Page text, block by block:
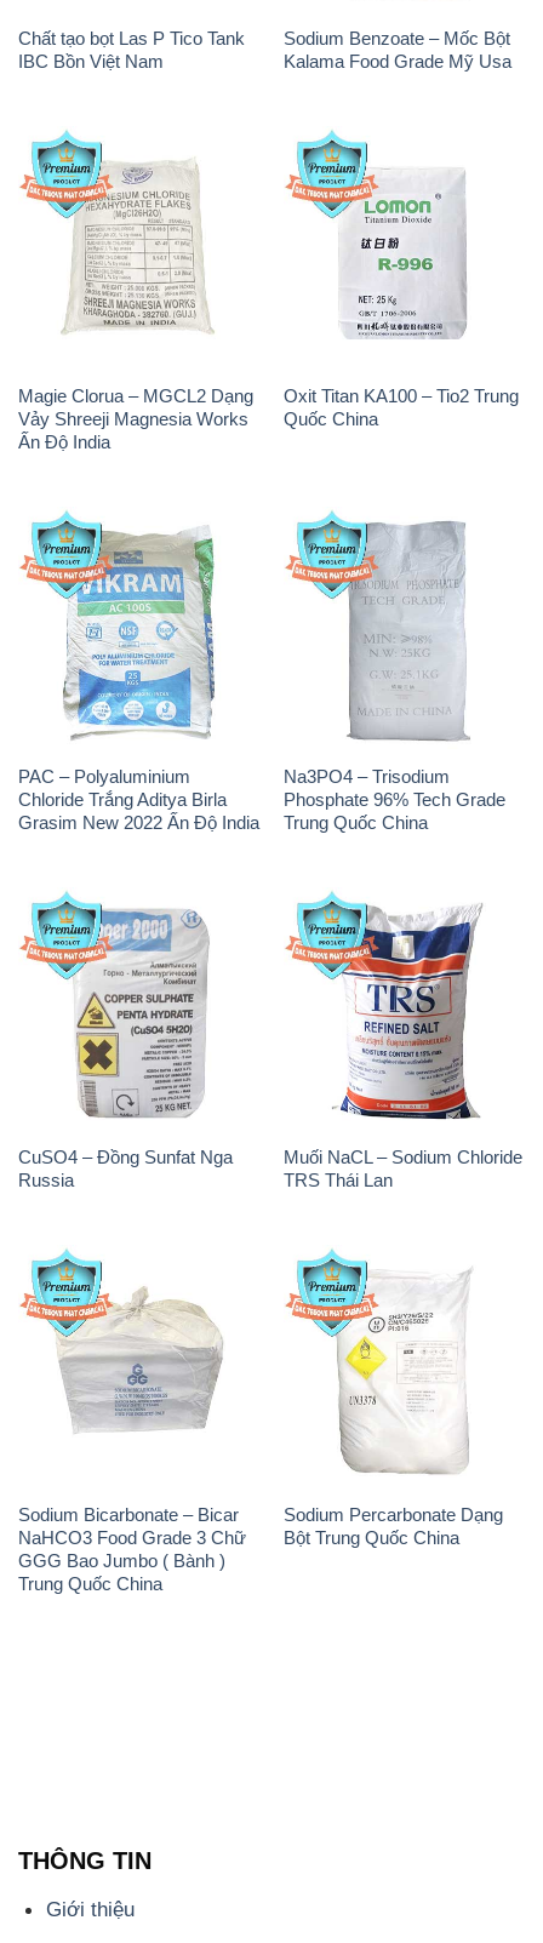
Chất tạo bọt Las P Tico Tank
IBC Bồn Việt Nam
Sodium Benzoate – Mốc Bột
Kalama Food Grade Mỹ Usa
Magie Clorua – MGCL2 Dạng
Vảy Shreeji Magnesia Works
Ấn Độ India
Oxit Titan KA100 – Tio2 Trung
Quốc China
PAC – Polyaluminium
Chloride Trắng Aditya Birla
Grasim New 2022 Ấn Độ India
Na3PO4 – Trisodium
Phosphate 96% Tech Grade
Trung Quốc China
CuSO4 – Đồng Sunfat Nga
Russia
Muối NaCL – Sodium Chloride
TRS Thái Lan
Sodium Bicarbonate – Bicar
NaHCO3 Food Grade 3 Chữ
GGG Bao Jumbo ( Bành )
Trung Quốc China
Sodium Percarbonate Dạng
Bột Trung Quốc China
THÔNG TIN
Giới thiệu